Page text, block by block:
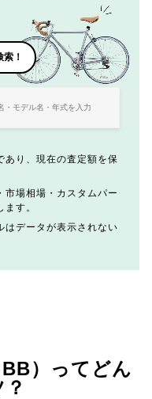
！
あり、現在の査定額を保
市場相場・カスタムパー
す。
はデータが表示されない
）ってどん